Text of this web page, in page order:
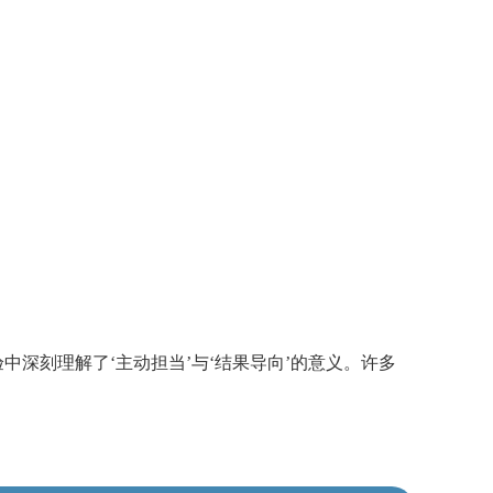
刻理解了‘主动担当’与‘结果导向’的意义。许多